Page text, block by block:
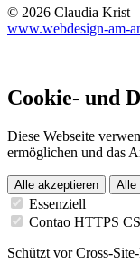
© 2026 Claudia Krist
www.webdesign-am-
Cookie- und
Diese Webseite
ermöglichen und das
Alle akzeptieren Alle
Essenziell
Contao HTTPS
Schützt vor Cross-